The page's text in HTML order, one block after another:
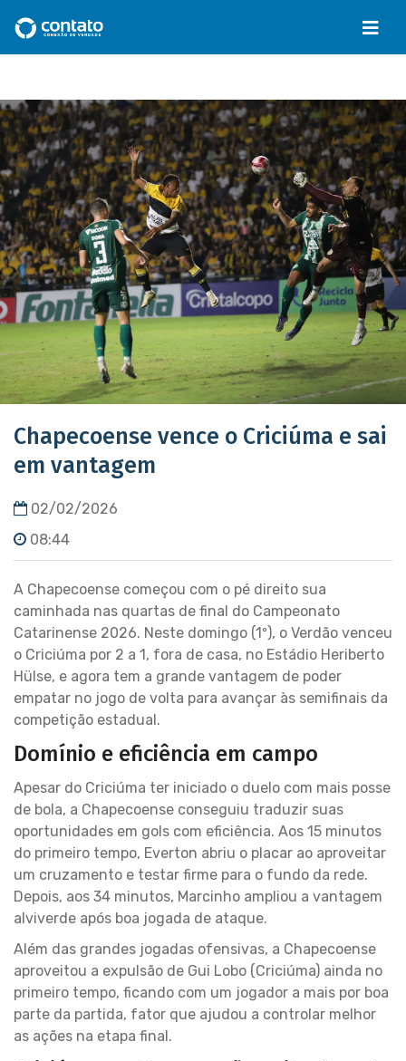
Chapecoense vence o Criciúma e sai
em vantagem
02/02/2026
08:44
A Chapecoense começou com o pé direito sua
caminhada nas quartas de final do Campeonato
Catarinense 2026. Neste domingo (1º), o Verdão venceu
o Criciúma por 2 a 1, fora de casa, no Estádio Heriberto
Hülse, e agora tem a grande vantagem de poder
empatar no jogo de volta para avançar às semifinais da
competição estadual.
Domínio e eficiência em campo
Apesar do Criciúma ter iniciado o duelo com mais posse
de bola, a Chapecoense conseguiu traduzir suas
oportunidades em gols com eficiência. Aos 15 minutos
do primeiro tempo, Everton abriu o placar ao aproveitar
um cruzamento e testar firme para o fundo da rede.
Depois, aos 34 minutos, Marcinho ampliou a vantagem
alviverde após boa jogada de ataque.
Além das grandes jogadas ofensivas, a Chapecoense
aproveitou a expulsão de Gui Lobo (Criciúma) ainda no
primeiro tempo, ficando com um jogador a mais por boa
parte da partida, fator que ajudou a controlar melhor
as ações na etapa final.